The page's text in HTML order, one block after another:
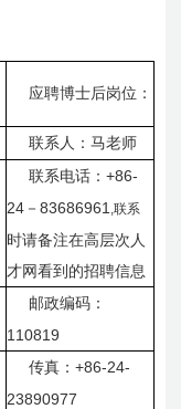
应聘博士后岗位：
联系人：马老师
联系电话： +86-
24－ 83686961 ,联系
时请备注在高层次人
才网看到的招聘信息
邮政编码：
110819
传真： +86-24-
23890977